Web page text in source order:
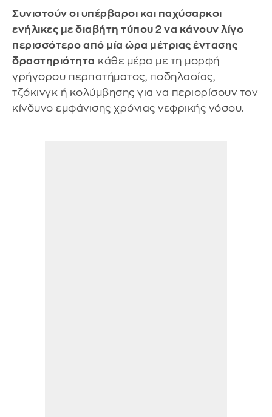
Συνιστούν οι υπέρβαροι και παχύσαρκοι
ενήλικες με διαβήτη τύπου 2 να κάνουν λίγο
περισσότερο από μία ώρα μέτριας έντασης
δραστηριότητα κάθε μέρα με τη μορφή
γρήγορου περπατήματος, ποδηλασίας,
τζόκινγκ ή κολύμβησης για να περιορίσουν τον
κίνδυνο εμφάνισης χρόνιας νεφρικής νόσου.